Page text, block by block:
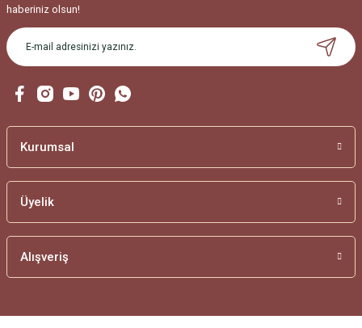
haberiniz olsun!
Kurumsal
Üyelik
Alışveriş